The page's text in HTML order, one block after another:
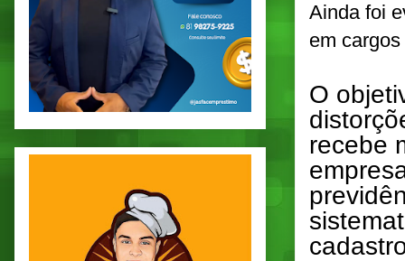
Ainda foi
em
O
recebe